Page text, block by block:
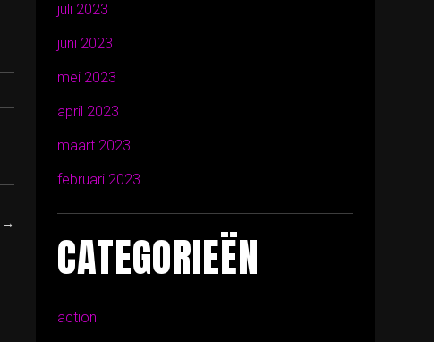
→
juli 2023
juni 2023
mei 2023
april 2023
maart 2023
februari 2023
CATEGORIEËN
action